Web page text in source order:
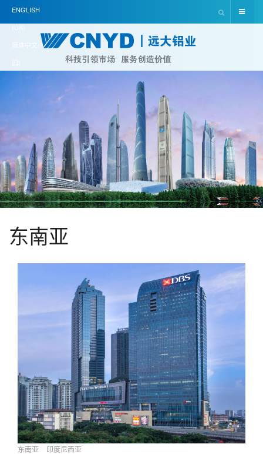
ENGLISH
(UK)
简体中文(中
国)
东南亚
东南亚 印度尼西亚